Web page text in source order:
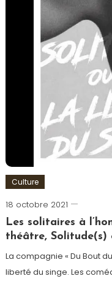
Culture
18 octobre 2021
Cédric
Cilia
Les solitaires à
théâtre,
La compagnie « Du Bout
liberté du singe. Les